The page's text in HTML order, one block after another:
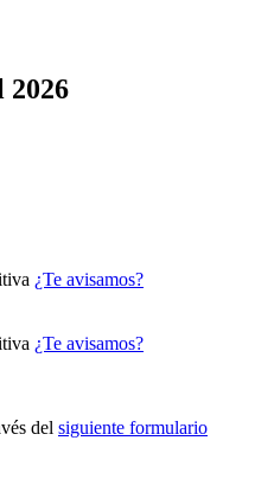
2026
¿Te avisamos?
¿Te avisamos?
del siguiente formulario